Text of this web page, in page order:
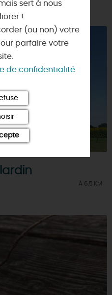
À 6.5 KM
sert à nous
!
(ou non) votre
parfaire votre
de confidentialité